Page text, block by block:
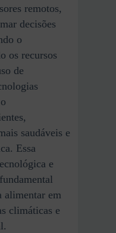
remotos,
decisões
o
os recursos
de
saudáveis e
Essa
e
alimentar em
climáticas e